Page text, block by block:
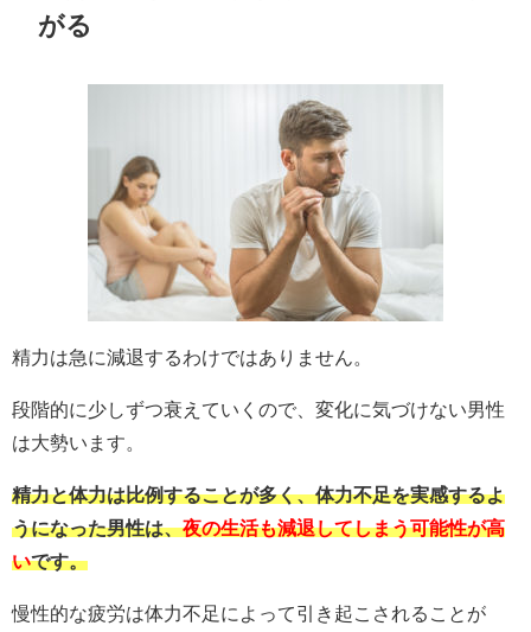
がる
精力は急に減退するわけではありません。
段階的に少しずつ衰えていくので、変化に気づけない男性
は大勢います。
精力と体力は比例することが多く、体力不足を実感するよ
うになった男性は、夜の生活も減退してしまう可能性が高
いです。
慢性的な疲労は体力不足によって引き起こされることが